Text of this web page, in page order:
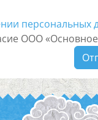
ООО